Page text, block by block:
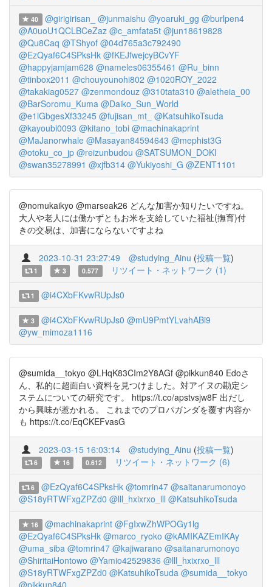
40 @girigirisan_ @junmaishu @yoaruki_gg @burlpen4
@A0uoU1QCLBCeZaz @c_amfata5t @jun18619828
@Qu8Caq @TShyof @04d765a3c792490
@EzQyaf6C4SPksHk @fKEJfwejcyBCvYF
@happyjamjam628 @nameles06355461 @Ru_binn
@tinbox2011 @chouyounohi802 @1020ROY_2022
@takakiag0527 @zenmondouz @310tata310 @aletheia_00
@BarSoromu_Kuma @Daiko_Sun_World
@e1lGbgesXf33245 @fujisan_mt_ @KatsuhikoTsuda
@kayoubi0093 @kitano_tobi @machinakaprint
@MaJanorwhale @Masayan84594643 @mephist3G
@otoku_co_jp @reizunbudou @SATSUMON_DOKI
@swan35278991 @xjfb314 @Yukiyoshi_G @ZENT1101
@nomukaikyo @marseak26 どんな加害か知りたいですね。
大人や老人には働かずともお米を支給していた福祉(撫育)付
きの交易は、加害にならないですよね
2023-10-31 23:27:49 @studying_Ainu (投稿一覧)
1 3 0.577 リツイート・ネットワーク (1)
1 @i4CXbFKvwRUpJs0
3 @i4CXbFKvwRUpJs0 @mU9PmtYLvahABi9
@yw_mimoza1116
@sumida__tokyo @LHqK83CIm2Y8AGf @pikkun840 Edoさ
ん、私的に超面白い資料を見つけました。対アイヌの勘定シ
ステムについての研究です。 https://t.co/apstvsjw8F 出だし
から興味が惹かれる。 これまでのプロパガンダを覆す内容か
も https://t.co/EqCKEFvasG
2023-03-15 16:03:14 @studying_Ainu (投稿一覧)
6 16 0.612 リツイート・ネットワーク (6)
6 @EzQyaf6C4SPksHk @tomrin47 @saitanarumonoyo
@S18yRTWFxgZPZd0 @lll_hxixrxo_lll @KatsuhikoTsuda
16 @machinakaprint @FgIxwZhWPOGy1lg
@EzQyaf6C4SPksHk @marco_ryoko @kAMIKAZEmIKAy
@uma_siba @tomrin47 @kajiwarano @saitanarumonoyo
@ShiritaiHontowo @Yamio42529836 @lll_hxixrxo_lll
@S18yRTWFxgZPZd0 @KatsuhikoTsuda @sumida__tokyo
@pikkun840